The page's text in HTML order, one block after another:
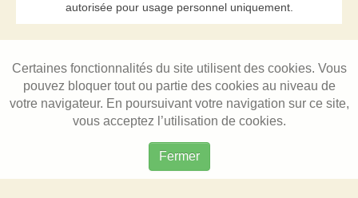
autorisée pour usage personnel uniquement.
Certaines fonctionnalités du site utilisent des cookies. Vous
pouvez bloquer tout ou partie des cookies au niveau de
votre navigateur. En poursuivant votre navigation sur ce site,
vous acceptez l’utilisation de cookies.
Fermer